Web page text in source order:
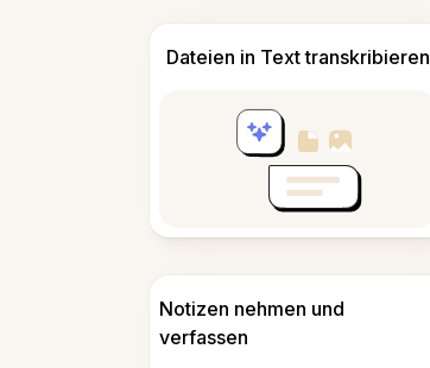
Dateien in Text transkribieren
Notizen nehmen und
verfassen